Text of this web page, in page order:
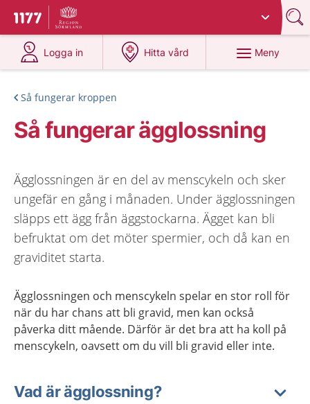
Till startsidan för 1177
Du har valt region
Logga in
på 1177.se
Hitta vård
på 1177.se
Meny
Så fungerar kroppen
Så fungerar ägglossning
Ägglossningen är en del av menscykeln och sker
ungefär en gång i månaden. Under ägglossningen
släpps ett ägg från äggstockarna. Ägget kan bli
befruktat om det möter spermier, och då kan en
graviditet starta.
Ägglossningen och menscykeln spelar en stor roll för
när du har chans att bli gravid, men kan också
påverka ditt mående. Därför är det bra att ha koll på
menscykeln, oavsett om du vill bli gravid eller inte.
Vad är ägglossning?